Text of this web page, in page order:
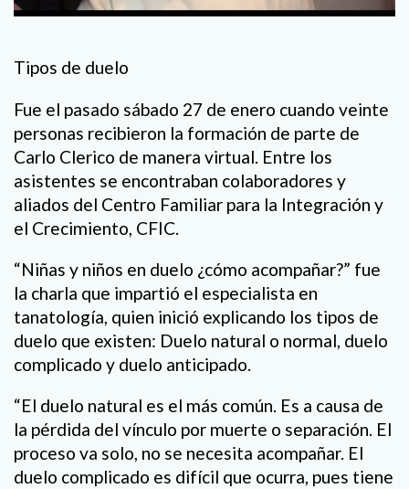
Tipos de duelo
Fue el pasado sábado 27 de enero cuando veinte
personas recibieron la formación de parte de
Carlo Clerico de manera virtual. Entre los
asistentes se encontraban colaboradores y
aliados del Centro Familiar para la Integración y
el Crecimiento, CFIC.
“Niñas y niños en duelo ¿cómo acompañar?” fue
la charla que impartió el especialista en
tanatología, quien inició explicando los tipos de
duelo que existen: Duelo natural o normal, duelo
complicado y duelo anticipado.
“El duelo natural es el más común. Es a causa de
la pérdida del vínculo por muerte o separación. El
proceso va solo, no se necesita acompañar. El
duelo complicado es difícil que ocurra, pues tiene